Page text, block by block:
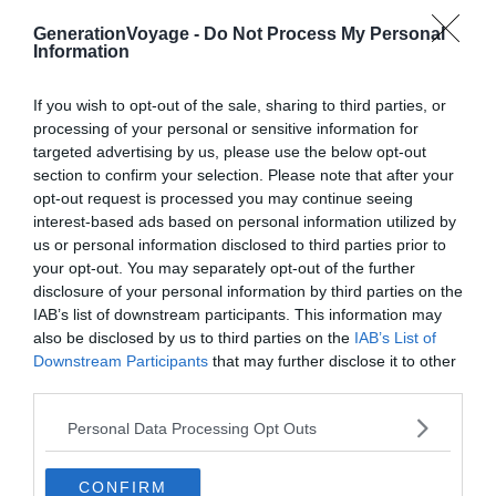
GenerationVoyage - Do Not Process My Personal
Information
If you wish to opt-out of the sale, sharing to third parties, or
processing of your personal or sensitive information for
targeted advertising by us, please use the below opt-out
section to confirm your selection. Please note that after your
opt-out request is processed you may continue seeing
interest-based ads based on personal information utilized by
us or personal information disclosed to third parties prior to
your opt-out. You may separately opt-out of the further
disclosure of your personal information by third parties on the
IAB’s list of downstream participants. This information may
also be disclosed by us to third parties on the IAB’s List of
Downstream Participants that may further disclose it to other
Personal Data Processing Opt Outs
CONFIRM